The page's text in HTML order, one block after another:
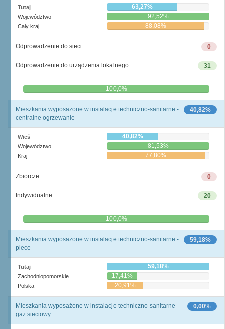
Tutaj 63,27%
Województwo 92,52%
Cały kraj 88,08%
0
Odprowadzenie do sieci
31
Odprowadzenie do urządzenia lokalnego
0,0% 100,0%
40,82%
Mieszkania wyposażone w instalacje techniczno-sanitarne -
centralne ogrzewanie
Wieś 40,82%
Województwo 81,53%
Kraj 77,80%
0
Zbiorcze
20
Indywidualne
0,0% 100,0%
59,18%
Mieszkania wyposażone w instalacje techniczno-sanitarne -
piece
Tutaj 59,18%
Zachodniopomorskie 17,41%
Polska 20,91%
0,00%
Mieszkania wyposażone w instalacje techniczno-sanitarne -
gaz sieciowy